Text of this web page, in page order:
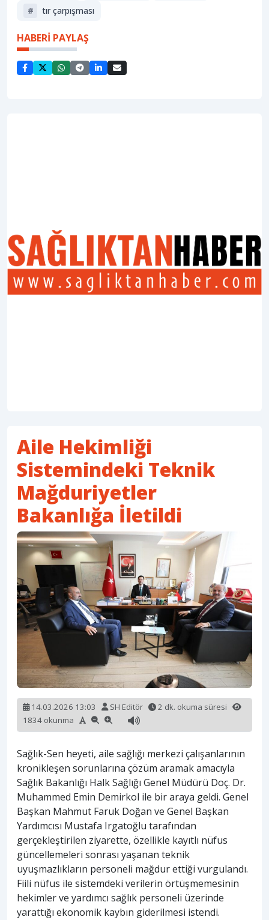
# tır çarpışması
HABERİ PAYLAŞ
Aile Hekimliği
Sistemindeki Teknik
Mağduriyetler
Bakanlığa İletildi
14.03.2026 13:03 SH Editör
2 dk. okuma süresi
1834 okunma
Sağlık-Sen heyeti, aile sağlığı merkezi çalışanlarının
kronikleşen sorunlarına çözüm aramak amacıyla
Sağlık Bakanlığı Halk Sağlığı Genel Müdürü Doç. Dr.
Muhammed Emin Demirkol ile bir araya geldi. Genel
Başkan Mahmut Faruk Doğan ve Genel Başkan
Yardımcısı Mustafa Irgatoğlu tarafından
gerçekleştirilen ziyarette, özellikle kayıtlı nüfus
güncellemeleri sonrası yaşanan teknik
uyuşmazlıkların personeli mağdur ettiği vurgulandı.
Fiili nüfus ile sistemdeki verilerin örtüşmemesinin
hekimler ve yardımcı sağlık personeli üzerinde
yarattığı ekonomik kaybın giderilmesi istendi.